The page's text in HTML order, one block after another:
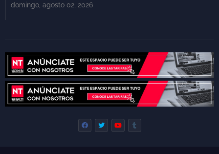
domingo, agosto 02, 2026